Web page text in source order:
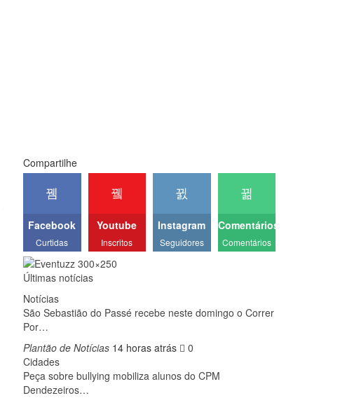
Compartilhe
Facebook
Curtidas
Youtube
Inscritos
Instagram
Seguidores
Comentários
Comentários
Últimas notícias
Notícias
São Sebastião do Passé recebe neste domingo o Correr
Por…
Plantão de Notícias 14 horas atrás
0
Cidades
Peça sobre bullying mobiliza alunos do CPM
Dendezeiros…